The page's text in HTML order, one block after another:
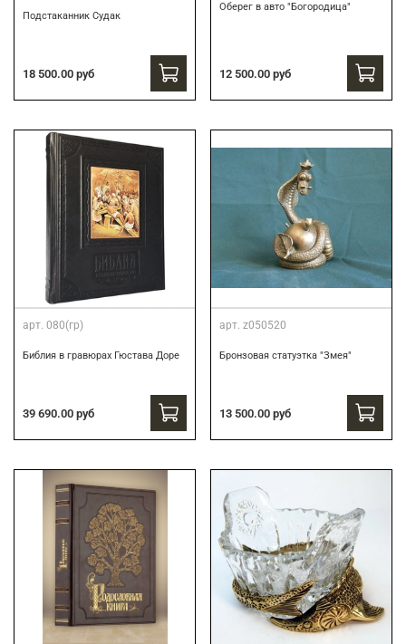
Подстаканник Судак
18 500.00 руб
Оберег в авто "Богородица"
12 500.00 руб
арт. 080(гр)
Библия в гравюрах Гюстава Доре
39 690.00 руб
арт. z050520
Бронзовая статуэтка "Змея"
13 500.00 руб